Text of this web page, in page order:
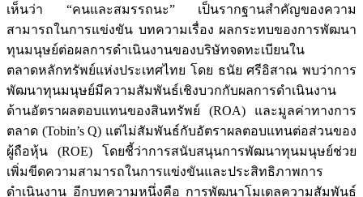
เห็นว่า “คนและสมรรถนะ” เป็นรากฐานสำคัญของความ
สามารถในการแข่งขัน บทความเรื่อง ผลกระทบของการพัฒนา
ทุนมนุษย์ต่อผลการดำเนินงานของบริษัทจดทะเบียนใน
ตลาดหลักทรัพย์แห่งประเทศไทย โดย ธนัย ศรีอิสาณ พบว่าการ
พัฒนาทุนมนุษย์มีความสัมพันธ์เชิงบวกกับผลการดำเนินงาน
ด้านอัตราผลตอบแทนของสินทรัพย์ (ROA) และมูลค่าทางการ
ตลาด (Tobin’s Q) แต่ไม่สัมพันธ์กับอัตราผลตอบแทนต่อส่วนของ
ผู้ถือหุ้น (ROE) โดยชี้ว่าการสนับสนุนการพัฒนาทุนมนุษย์ช่วย
เพิ่มขีดความสามารถในการแข่งขันและประสิทธิภาพการ
ดำเนินงาน อีกบทความหนึ่งคือ การพัฒนาโมเดลความสัมพันธ์